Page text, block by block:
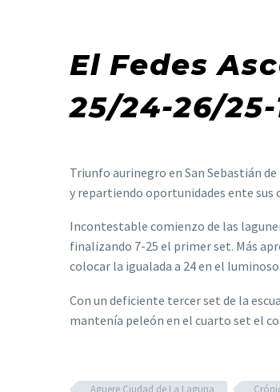
El Fedes
25/24-26/
Triunfo aurinegro en San Sebastián
y repartiendo oportunidades ente sus
Incontestable comienzo de las
finalizando 7-25 el primer set. Más
colocar la igualada a 24 en el
Con un deficiente tercer set de la
mantenía peleón en el cuarto set el
Aguere Ciudad de La Laguna